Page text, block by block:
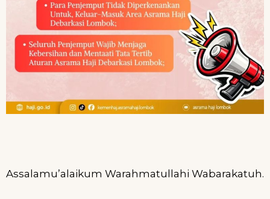
Assalamu’alaikum Warahmatullahi Wabarakatuh.